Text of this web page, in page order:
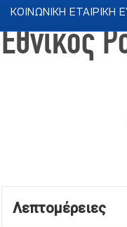
ΚΟΙΝΩΝΙΚΗ ΕΤΑΙΡΙΚΗ
Εθνικός
Λεπτομέρειες